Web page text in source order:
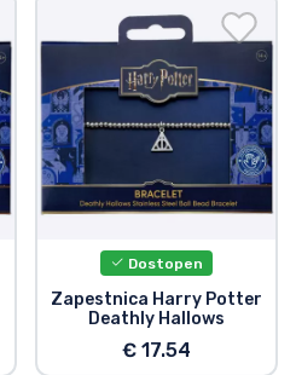
Dostopen
Zapestnica Harry Potter
Deathly Hallows
€ 17.54